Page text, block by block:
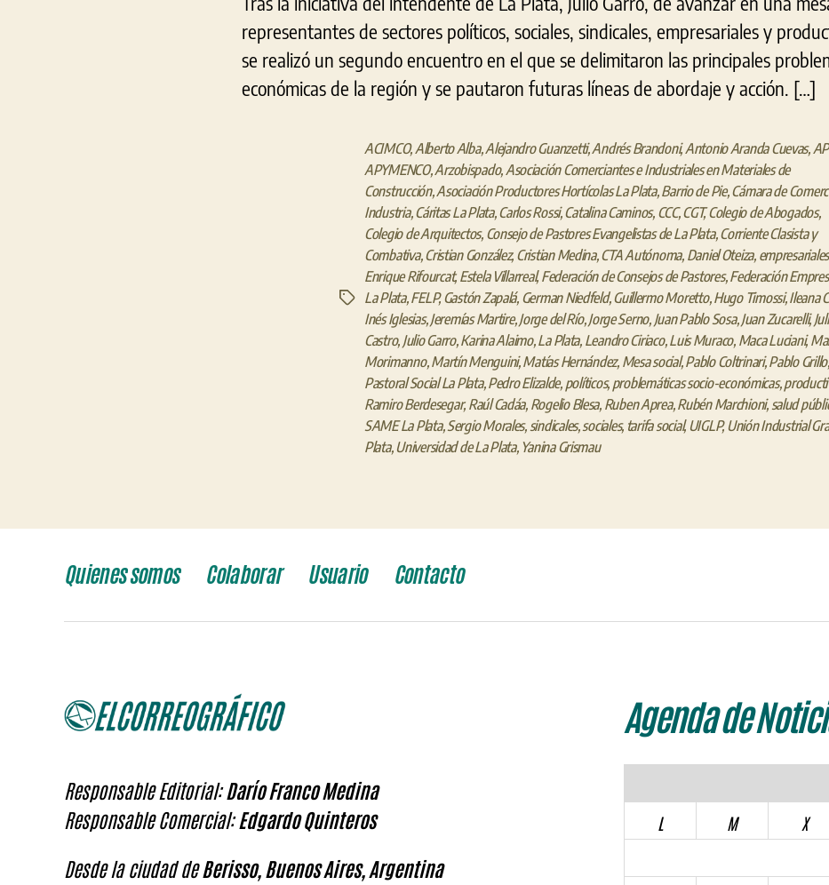
representantes de sectores políticos, sociales, sindicales, empresariales y
se realizó un segundo encuentro en el que se delimitaron las principales
económicas de la región y se pautaron futuras líneas de abordaje y acción. […]
Etiquetas
ACIMCO, Alberto Alba,Alejandro Guanzetti,Andrés Brandoni,Antonio Aranda Cuevas,
APYMENCO,Arzobispado, Asociación Comerciantes e Industriales en Materiales de
Construcción,Asociación Productores Hortícolas La Plata,Barrio de Pie,Cámara de
Industria,Cáritas La Plata,Carlos Rossi,Catalina Caminos, CCC,CGT,Colegio de Abogados,
Colegio de Arquitectos, Consejo de Pastores Evangelistas de La Plata,Corriente Clasista y
Combativa,Cristian González, Cristian Medina,CTA Autónoma, Daniel Oteiza, empresariales
Enrique Rifourcat,Estela Villarreal,Federación de Consejos de Pastores,Federación
La Plata,FELP,Gastón Zapalá, German Niedfeld,Guillermo Moretto,Hugo Timossi,Ileana
Inés Iglesias,Jeremías Martire,Jorge del Río,Jorge Serno, Juan Pablo Sosa,Juan Zucarelli,
Castro, Julio Garro,Karina Alaimo,La Plata, Leandro Ciriaco,Luis Muraco, Maca Luciani,
Morimanno,Martín Menguini,Matías Hernández, Mesa social,Pablo Coltrinari,Pablo Grillo,
Pastoral Social La Plata,Pedro Elizalde, políticos, problemáticas socio-económicas,
Ramiro Berdesegar,Raúl Cadáa, Rogelio Blesa, Ruben Aprea,Rubén Marchioni, salud
SAME La Plata,Sergio Morales, sindicales,sociales, tarifa social, UIGLP, Unión Industrial
Plata, Universidad de La Plata, Yanina Grismau
Quienes somos Colaborar Usuario Contacto
Responsable Editorial:Darío Franco Medina
Responsable Comercial:Edgardo Quinteros
Desde la ciudad deBerisso, Buenos Aires, Argentina
Agenda de
L
M X